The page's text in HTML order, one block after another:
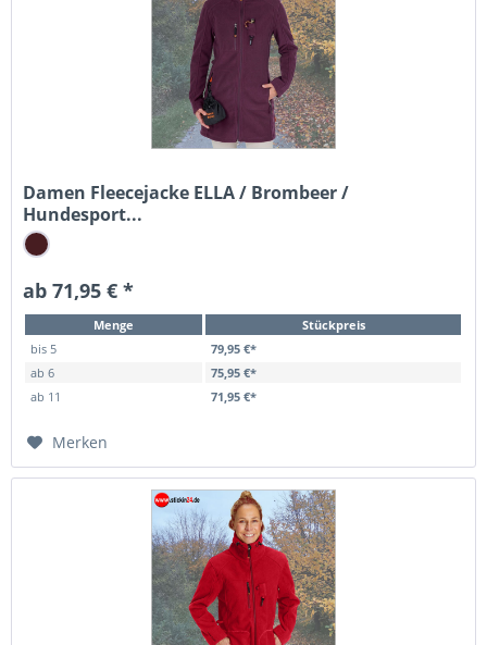
Damen Fleecejacke ELLA / Brombeer /
Hundesport...
ab 71,95 € *
Menge
Stückpreis
bis 5
79,95 €*
ab 6
75,95 €*
ab 11 71,95 €*
Merken